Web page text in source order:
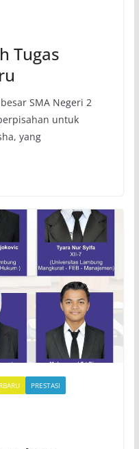
Tugas
SMA Negeri 2
untuk
yang
PRESTASI